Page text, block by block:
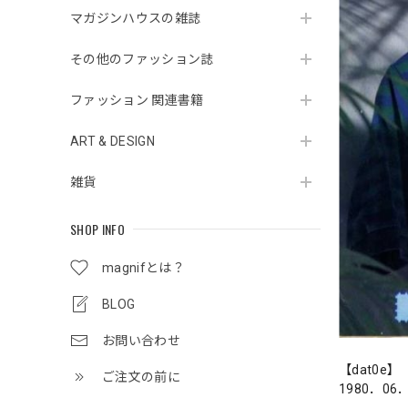
マガジンハウスの雑誌
その他のファッション誌
ファッション 関連書籍
ART & DESIGN
雑貨
SHOP INFO
magnifとは？
BLOG
お問い合わせ
ご注文の前に
【dat0e】
1980．06